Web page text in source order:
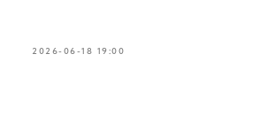
2026-06-18 19:00